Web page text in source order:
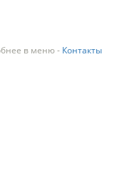
в меню - Контакты